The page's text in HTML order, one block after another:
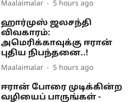
Maalaimalar 5 hours ago
ஹார்முஸ் ஜலசந்தி
விவகாரம்:
அமெரிக்காவுக்கு ஈரான்
புதிய நிபந்தனை..!
Maalaimalar 5 hours ago
ஈரான் போரை முடிக்கின்ற
வழியைப் பாருங்கள் -